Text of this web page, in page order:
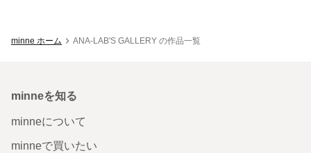
minne ホーム ANA-LAB'S GALLERY の作品一覧
minneを知る
minneについて
minneで買いたい